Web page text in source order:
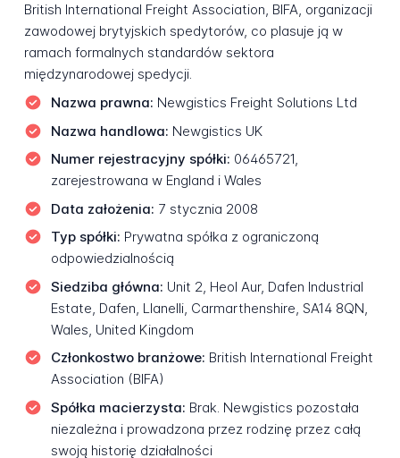
British International Freight Association, BIFA, organizacji
zawodowej brytyjskich spedytorów, co plasuje ją w
ramach formalnych standardów sektora
międzynarodowej spedycji.
Nazwa prawna: Newgistics Freight Solutions Ltd
Nazwa handlowa: Newgistics UK
Numer rejestracyjny spółki: 06465721,
zarejestrowana w England i Wales
Data założenia: 7 stycznia 2008
Typ spółki: Prywatna spółka z ograniczoną
odpowiedzialnością
Siedziba główna: Unit 2, Heol Aur, Dafen Industrial
Estate, Dafen, Llanelli, Carmarthenshire, SA14 8QN,
Wales, United Kingdom
Członkostwo branżowe: British International Freight
Association (BIFA)
Spółka macierzysta: Brak. Newgistics pozostała
niezależna i prowadzona przez rodzinę przez całą
swoją historię działalności